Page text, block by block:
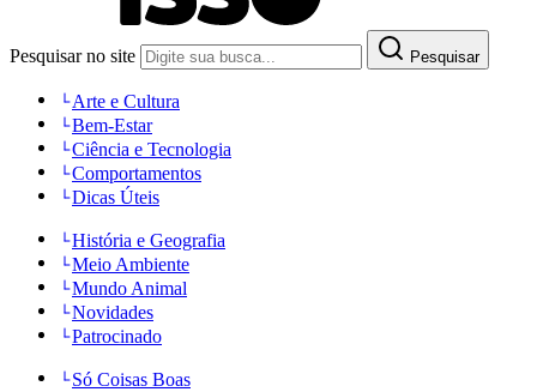
Pesquisar no site Pesquisar
Arte e Cultura
Bem-Estar
Ciência e Tecnologia
Comportamentos
Dicas Úteis
História e Geografia
Meio Ambiente
Mundo Animal
Novidades
Patrocinado
Só Coisas Boas